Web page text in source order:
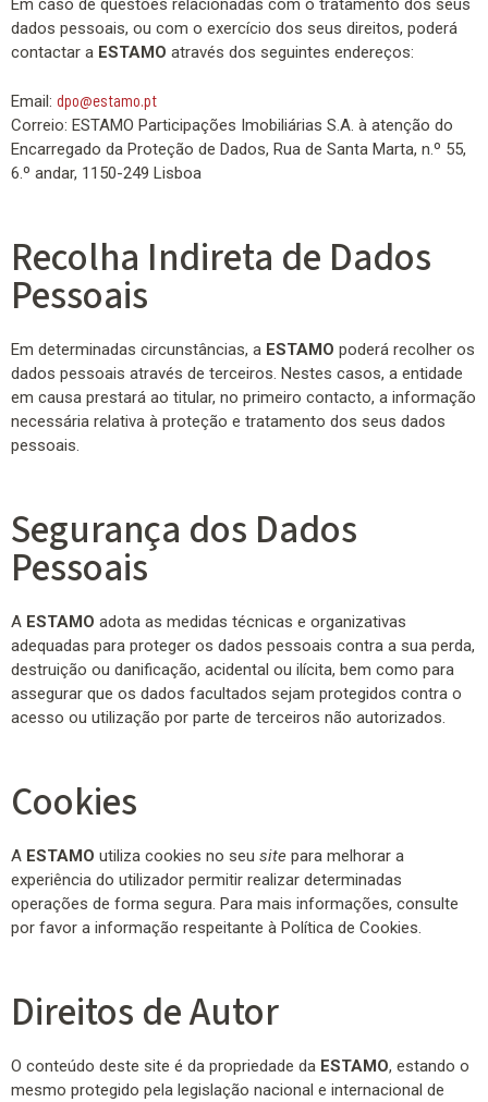
Em caso de questões relacionadas com o tratamento dos seus
dados pessoais, ou com o exercício dos seus direitos, poderá
contactar a ESTAMO através dos seguintes endereços:
Email: dpo@estamo.pt
Correio: ESTAMO Participações Imobiliárias S.A. à atenção do
Encarregado da Proteção de Dados, Rua de Santa Marta, n.º 55,
6.º andar, 1150-249 Lisboa
Recolha Indireta de Dados
Pessoais
Em determinadas circunstâncias, a ESTAMO poderá recolher os
dados pessoais através de terceiros. Nestes casos, a entidade
em causa prestará ao titular, no primeiro contacto, a informação
necessária relativa à proteção e tratamento dos seus dados
pessoais.
Segurança dos Dados
Pessoais
A ESTAMO adota as medidas técnicas e organizativas
adequadas para proteger os dados pessoais contra a sua perda,
destruição ou danificação, acidental ou ilícita, bem como para
assegurar que os dados facultados sejam protegidos contra o
acesso ou utilização por parte de terceiros não autorizados.
Cookies
A ESTAMO utiliza cookies no seu site para melhorar a
experiência do utilizador permitir realizar determinadas
operações de forma segura. Para mais informações, consulte
por favor a informação respeitante à Política de Cookies.
Direitos de Autor
O conteúdo deste site é da propriedade da ESTAMO, estando o
mesmo protegido pela legislação nacional e internacional de